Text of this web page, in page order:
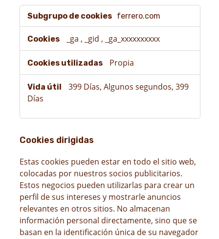
Cookie
de
medición
del
ferrero.com
_ga , _gid , _ga_xxxxxxxxxx
Propia
399 Días, Algunos segundos, 399
Días
Cookies dirigidas
Estas cookies pueden estar en todo el sitio web,
colocadas por nuestros socios publicitarios.
Estos negocios pueden utilizarlas para crear un
perfil de sus intereses y mostrarle anuncios
relevantes en otros sitios. No almacenan
información personal directamente, sino que se
basan en la identificación única de su navegador